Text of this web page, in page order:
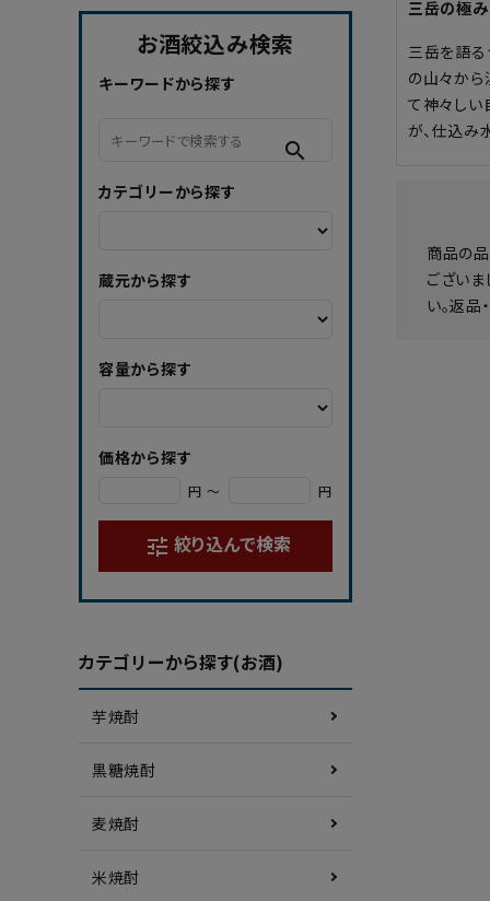
お酒絞込み検索
キーワードから探す
search
カテゴリーから探す
蔵元から探す
容量から探す
価格から探す
円 ～ 円
tune 絞り込んで検索
カテゴリーから探す(お酒)
芋焼酎
黒糖焼酎
麦焼酎
米焼酎
三岳の極み
三岳を語る
の山々から
て神々しい
が、仕込み
商品の
ござい
い。返品